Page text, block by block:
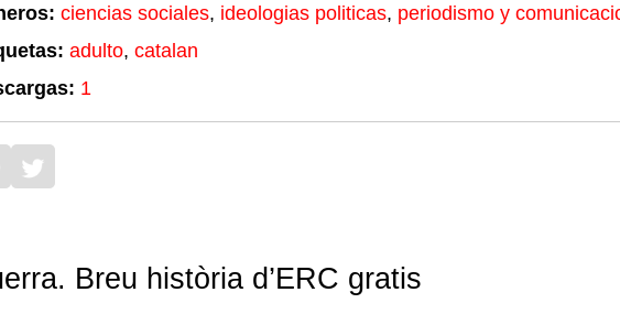
ciencias sociales, ideologias politicas, periodismo y
adulto, catalan
1
Breu història d’ERC gratis